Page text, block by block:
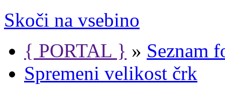
Skoči na vsebino
{ PORTAL } » Seznam
Spremeni velikost črk